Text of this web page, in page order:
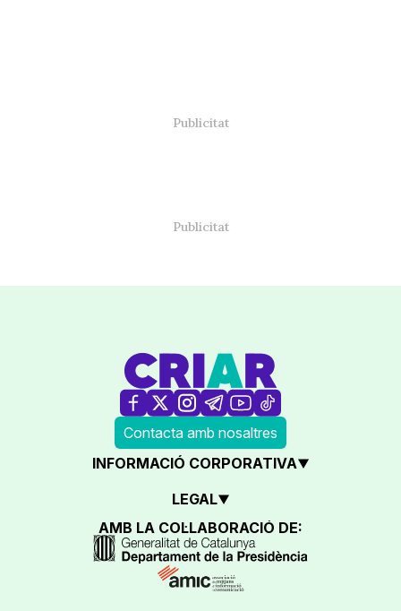
Contacta amb nosaltres
INFORMACIÓ CORPORATIVA
LEGAL
AMB LA COL·LABORACIÓ DE: